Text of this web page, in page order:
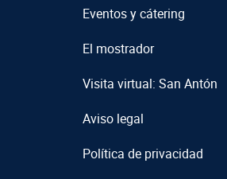
Eventos y cátering
El mostrador
Visita virtual: San Antón
Aviso legal
Política de privacidad